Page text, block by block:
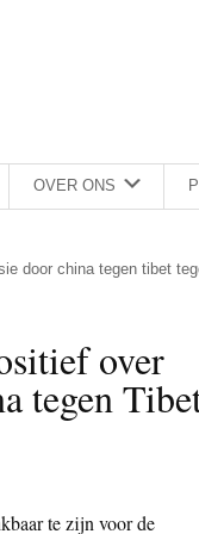
OVER ONS
door china tegen tibet
over
tegen
te zijn voor de